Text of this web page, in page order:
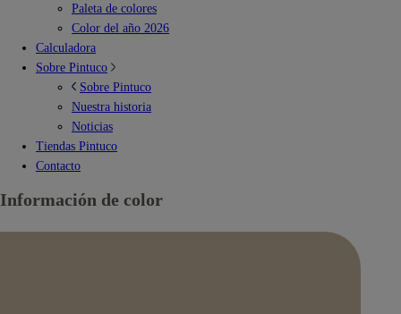
Paleta de colores
Color del año 2026
Calculadora
Sobre Pintuco
Sobre Pintuco
Nuestra historia
Noticias
Tiendas Pintuco
Contacto
Información de color